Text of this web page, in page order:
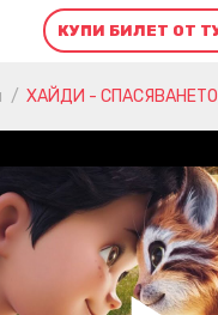
КУПИ БИЛЕТ ОТ
ХАЙДИ - СПАСЯВАНЕТО